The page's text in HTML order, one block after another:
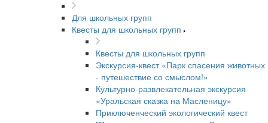
Для школьных групп
Квесты для школьных групп
Квесты для школьных групп
Экскурсия-квест «Парк спасения животных
- путешествие со смыслом!»
Культурно-развлекательная экскурсия
«Уральская сказка на Масленицу»
Приключенческий экологический квест